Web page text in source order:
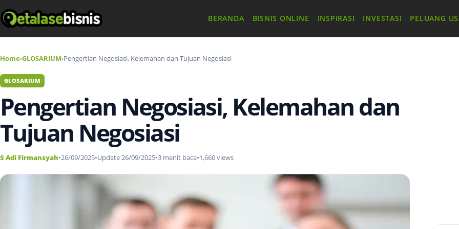
BERANDA BISNIS ONLINE INSPIRASI INVESTASI PELUANG
Home›GLOSARIUM›Pengertian Negosiasi, Kelemahan dan Tujuan Negosiasi
GLOSARIUM
Pengertian Negosiasi, Kelemahan dan
Tujuan Negosiasi
S Adi Firmansyah•26/09/2025•Update 26/09/2025•3 menit baca•1,660 views